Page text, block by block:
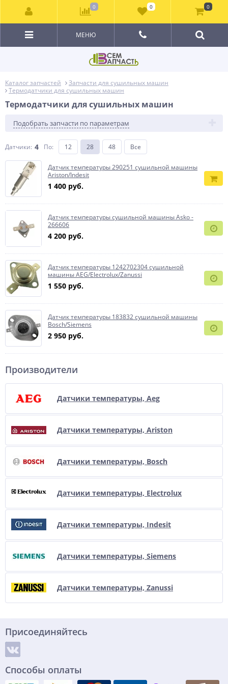
МЕНЮ
Каталог запчастей
Запчасти для сушильных машин
Термодатчики для сушильных машин
Термодатчики для сушильных машин
Подобрать запчасти по параметрам
Датчики: 4 По: 12 28 48 Все
Датчик температуры 290251 сушильной машины
Ariston/Indesit
1 400 руб.
Датчик температуры сушильной машины Asko -
266606
4 200 руб.
Датчик температуры 1242702304 сушильной
машины AEG/Electrolux/Zanussi
1 550 руб.
Датчик температуры 183832 сушильной машины
Bosch/Siemens
2 950 руб.
Производители
Датчики температуры, Aeg
Датчики температуры, Ariston
Датчики температуры, Bosch
Датчики температуры, Electrolux
Датчики температуры, Indesit
Датчики температуры, Siemens
Датчики температуры, Zanussi
Присоединяйтесь
Способы оплаты
0 0 0